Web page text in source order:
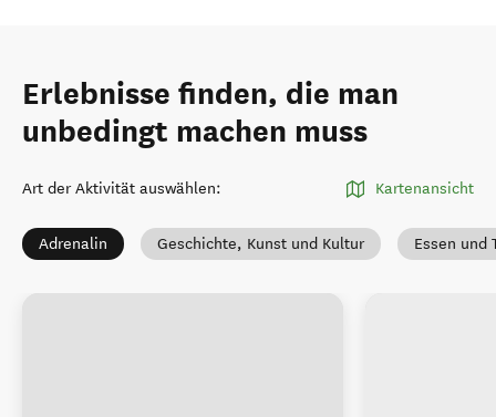
Erlebnisse finden, die man
unbedingt machen muss
Art der Aktivität auswählen: Kartenansicht
Adrenalin Geschichte, Kunst und Kultur Essen und